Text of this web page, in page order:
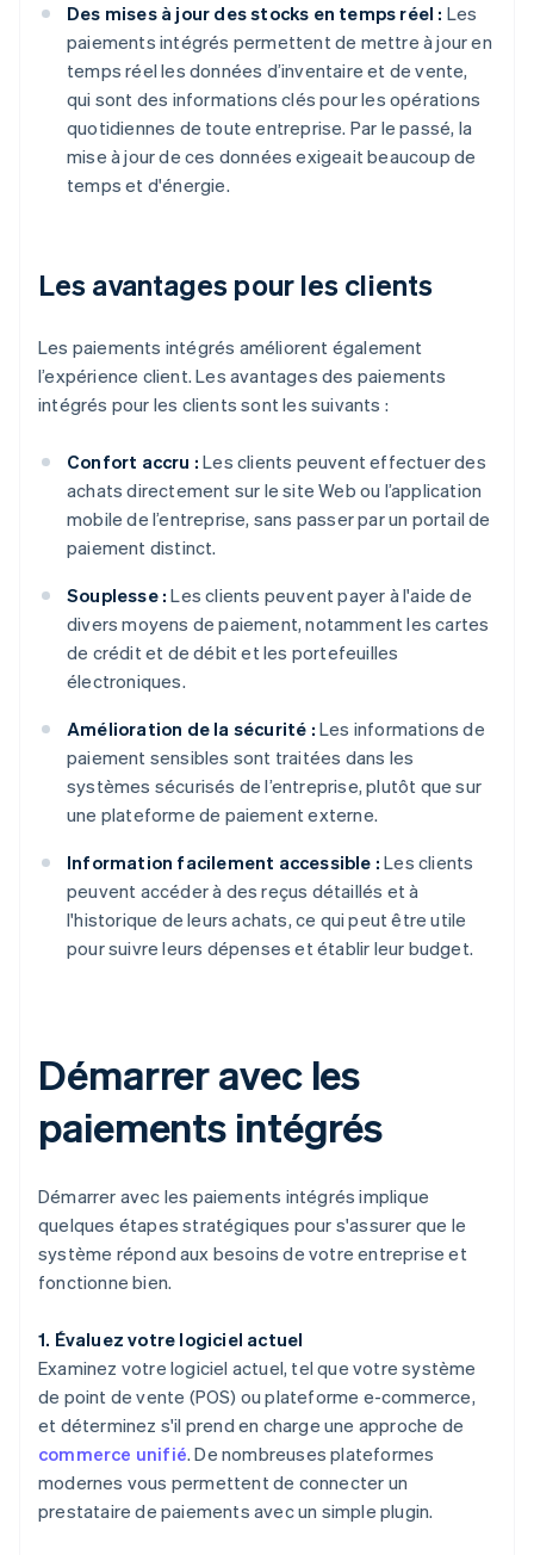
Des mises à jour des stocks en temps réel : Les
paiements intégrés permettent de mettre à jour en
temps réel les données d’inventaire et de vente,
qui sont des informations clés pour les opérations
quotidiennes de toute entreprise. Par le passé, la
mise à jour de ces données exigeait beaucoup de
temps et d'énergie.
Les avantages pour les clients
Les paiements intégrés améliorent également
l’expérience client. Les avantages des paiements
intégrés pour les clients sont les suivants :
Confort accru : Les clients peuvent effectuer des
achats directement sur le site Web ou l’application
mobile de l’entreprise, sans passer par un portail de
paiement distinct.
Souplesse : Les clients peuvent payer à l'aide de
divers moyens de paiement, notamment les cartes
de crédit et de débit et les portefeuilles
électroniques.
Amélioration de la sécurité : Les informations de
paiement sensibles sont traitées dans les
systèmes sécurisés de l’entreprise, plutôt que sur
une plateforme de paiement externe.
Information facilement accessible : Les clients
peuvent accéder à des reçus détaillés et à
l'historique de leurs achats, ce qui peut être utile
pour suivre leurs dépenses et établir leur budget.
Démarrer avec les
paiements intégrés
Démarrer avec les paiements intégrés implique
quelques étapes stratégiques pour s'assurer que le
système répond aux besoins de votre entreprise et
fonctionne bien.
1. Évaluez votre logiciel actuel
Examinez votre logiciel actuel, tel que votre système
de point de vente (POS) ou plateforme e-commerce,
et déterminez s'il prend en charge une approche de
commerce unifié. De nombreuses plateformes
modernes vous permettent de connecter un
prestataire de paiements avec un simple plugin.